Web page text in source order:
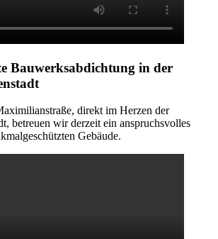
Bauwerksabdichtung in der
direkt im Herzen der
betreuen wir derzeit ein anspruchsvolles
Gebäude.